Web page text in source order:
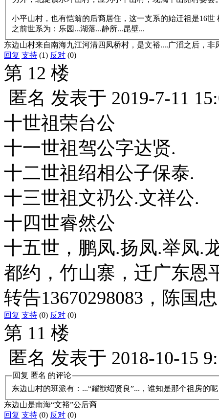
小平山村，也有恺翁的后裔居住，这一支系的始迁祖是16世
之前世系为：乐园...湖落...静所...昆壁...
东边山村来自南海九江河清四凤桥村，是文裕....广滔之后，非
回复 支持 (1) 反对 (0)
第 12 楼
匿名 发表于 2019-7-11
十世祖荣台公
十一世祖驾公字达贤.
十二世祖绍相公子保泰.
十三世祖文礽公.文祥公.
十四世睿然公
十五世，鹏凤.扬凤.举凤.
都约，竹山寨，迁广东恩
转告13670298083，陈国
回复 支持 (0) 反对 (0)
第 11 楼
匿名 发表于 2018-10-15
回复 匿名 的评论
东边山村的班派有：...“耀猷绍贤良”...，谁知是那个祖房的
东边山是南海“文裕”公后裔
回复 支持 (0) 反对 (0)